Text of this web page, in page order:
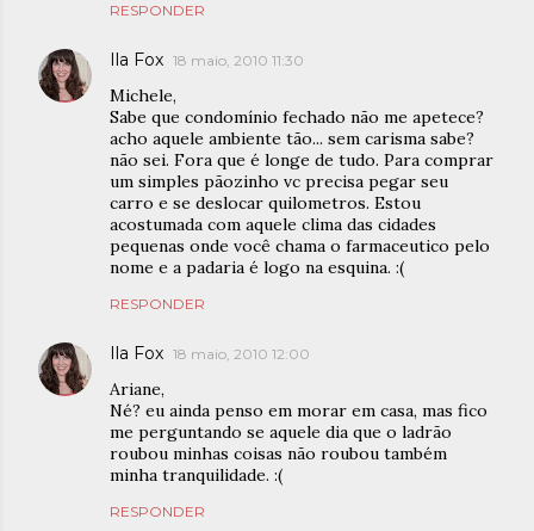
RESPONDER
Ila Fox 18 maio, 2010 11:30
Michele,
Sabe que condomínio fechado não me apetece?
acho aquele ambiente tão... sem carisma sabe?
não sei. Fora que é longe de tudo. Para comprar
um simples pãozinho vc precisa pegar seu
carro e se deslocar quilometros. Estou
acostumada com aquele clima das cidades
pequenas onde você chama o farmaceutico pelo
nome e a padaria é logo na esquina. :(
RESPONDER
Ila Fox 18 maio, 2010 12:00
Ariane,
Né? eu ainda penso em morar em casa, mas fico
me perguntando se aquele dia que o ladrão
roubou minhas coisas não roubou também
minha tranquilidade. :(
RESPONDER